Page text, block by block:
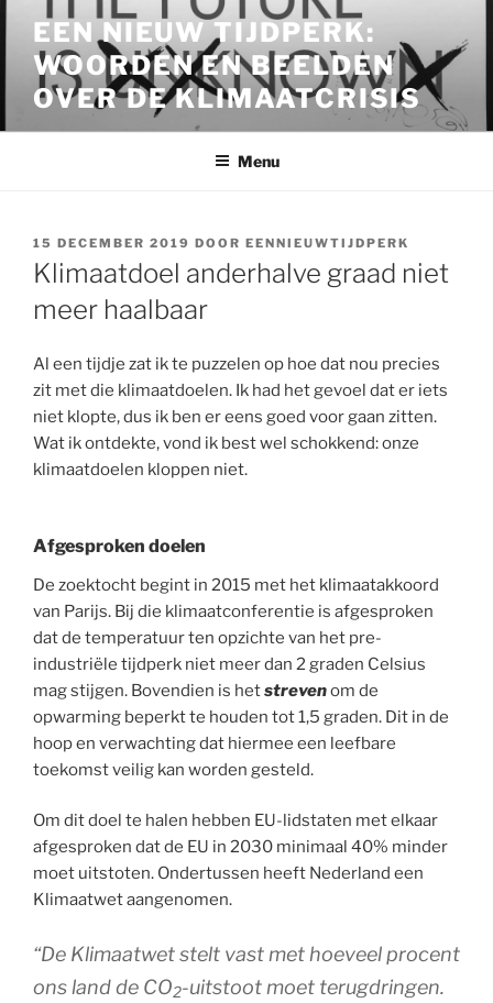
inhoud
EEN NIEUW TIJDPERK:
WOORDEN EN BEELDEN
OVER DE KLIMAATCRISIS
Menu
GEPLAATST
OP
15 DECEMBER 2019 DOOR EENNIEUWTIJDPERK
Klimaatdoel anderhalve graad niet
meer haalbaar
Al een tijdje zat ik te puzzelen op hoe dat nou precies
zit met die klimaatdoelen. Ik had het gevoel dat er iets
niet klopte, dus ik ben er eens goed voor gaan zitten.
Wat ik ontdekte, vond ik best wel schokkend: onze
klimaatdoelen kloppen niet.
Afgesproken doelen
De zoektocht begint in 2015 met het klimaatakkoord
van Parijs. Bij die klimaatconferentie is afgesproken
dat de temperatuur ten opzichte van het pre-
industriële tijdperk niet meer dan 2 graden Celsius
mag stijgen. Bovendien is hetstrevenom de
opwarming beperkt te houden tot 1,5 graden. Dit in de
hoop en verwachting dat hiermee een leefbare
toekomst veilig kan worden gesteld.
Om dit doel te halen hebben EU-lidstaten met elkaar
afgesproken dat de EU in 2030 minimaal 40% minder
moet uitstoten. Ondertussen heeft Nederland een
Klimaatwet aangenomen.
“De Klimaatwet stelt vast met hoeveel procent
ons land de CO2-uitstoot moet terugdringen.